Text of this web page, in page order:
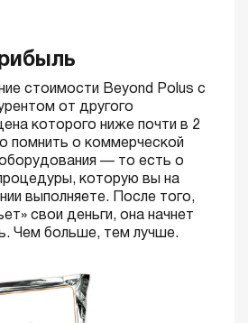
стоимости Beyond Polus с
от другого
которого ниже почти в 2
помнить о коммерческой
— то есть о
которую вы на
выполняете. После того,
свои деньги, она начнет
Чем больше, тем лучше.